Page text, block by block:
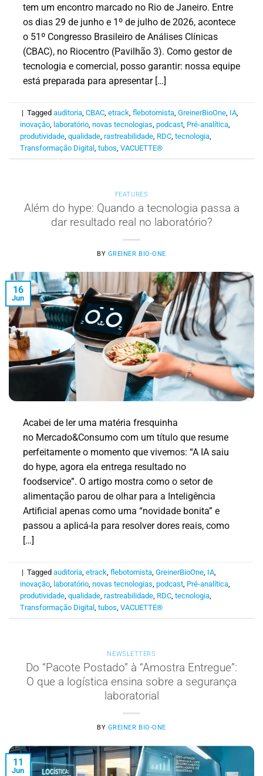
tem um encontro marcado no Rio de Janeiro. Entre
os dias 29 de junho e 1º de julho de 2026, acontece
o 51º Congresso Brasileiro de Análises Clínicas
(CBAC), no Riocentro (Pavilhão 3). Como gestor de
tecnologia e comercial, posso garantir: nossa equipe
está preparada para apresentar […]
| Taggedauditoria ,CBAC ,etrack ,flebotomista ,GreinerBioOne IA
inovação laboratório ,novas tecnologias ,podcast Pré-analítica
produtividade ,qualidade ,rastreabilidade RDC ,tecnologia
Transformação Digital ,tubos ,VACUETTE®
FEATURES
Além do hype: Quando a tecnologia passa a
dar resultado real no laboratório?
BY GREINER BIO-ONE
16
Jun
Acabei de ler uma matéria fresquinha
no Mercado&Consumo com um título que resume
perfeitamente o momento que vivemos: “A IA saiu
do hype, agora ela entrega resultado no
foodservice”. O artigo mostra como o setor de
alimentação parou de olhar para a Inteligência
Artificial apenas como uma “novidade bonita” e
passou a aplicá-la para resolver dores reais, como
[…]
| Taggedauditoria ,etrack ,flebotomista ,GreinerBioOne IA
inovação laboratório ,novas tecnologias ,podcast Pré-analítica
produtividade ,qualidade ,rastreabilidade RDC ,tecnologia
Transformação Digital ,tubos ,VACUETTE®
NEWSLETTERS
Do “Pacote Postado” à “Amostra Entregue”:
O que a logística ensina sobre a segurança
laboratorial
BY GREINER BIO-ONE
11
Jun